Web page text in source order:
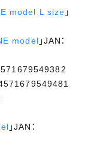
model L size 」
model 」JAN：
4571679549382
4571679549481
」JAN：